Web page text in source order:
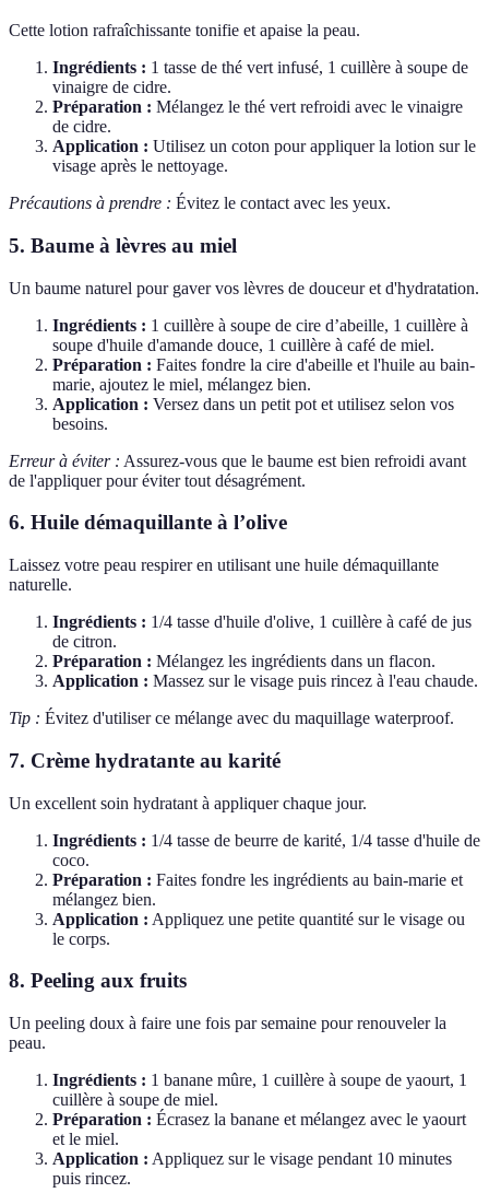
Cette lotion rafraîchissante tonifie et apaise la peau.
Ingrédients : 1 tasse de thé vert infusé, 1 cuillère à soupe de
vinaigre de cidre.
Préparation : Mélangez le thé vert refroidi avec le vinaigre
de cidre.
Application : Utilisez un coton pour appliquer la lotion sur le
visage après le nettoyage.
Précautions à prendre : Évitez le contact avec les yeux.
5. Baume à lèvres au miel
Un baume naturel pour gaver vos lèvres de douceur et d'hydratation.
Ingrédients : 1 cuillère à soupe de cire d’abeille, 1 cuillère à
soupe d'huile d'amande douce, 1 cuillère à café de miel.
Préparation : Faites fondre la cire d'abeille et l'huile au bain-
marie, ajoutez le miel, mélangez bien.
Application : Versez dans un petit pot et utilisez selon vos
besoins.
Erreur à éviter : Assurez-vous que le baume est bien refroidi avant
de l'appliquer pour éviter tout désagrément.
6. Huile démaquillante à l’olive
Laissez votre peau respirer en utilisant une huile démaquillante
naturelle.
Ingrédients : 1/4 tasse d'huile d'olive, 1 cuillère à café de jus
de citron.
Préparation : Mélangez les ingrédients dans un flacon.
Application : Massez sur le visage puis rincez à l'eau chaude.
Tip : Évitez d'utiliser ce mélange avec du maquillage waterproof.
7. Crème hydratante au karité
Un excellent soin hydratant à appliquer chaque jour.
Ingrédients : 1/4 tasse de beurre de karité, 1/4 tasse d'huile de
coco.
Préparation : Faites fondre les ingrédients au bain-marie et
mélangez bien.
Application : Appliquez une petite quantité sur le visage ou
le corps.
8. Peeling aux fruits
Un peeling doux à faire une fois par semaine pour renouveler la
peau.
Ingrédients : 1 banane mûre, 1 cuillère à soupe de yaourt, 1
cuillère à soupe de miel.
Préparation : Écrasez la banane et mélangez avec le yaourt
et le miel.
Application : Appliquez sur le visage pendant 10 minutes
puis rincez.